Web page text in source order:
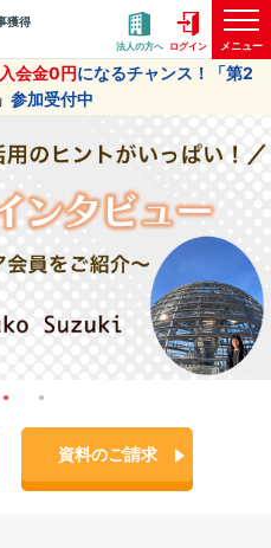
獲得
法人の方へ ログイン メニュー
入会金0円になるチャンス！「第2
参加受付中
資料のご請求